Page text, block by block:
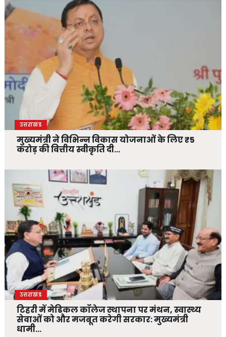
उत्तराखंड
मुख्यमंत्री ने विभिन्न विकास योजनाओं के लिए ₹5
करोड़ की वित्तीय स्वीकृति दी…
उत्तराखंड
टिहरी में मेडिकल कॉलेज स्थापना पर मंथन, स्वास्थ्य
सेवाओं को और मजबूत करेगी सरकार: मुख्यमंत्री
धामी…